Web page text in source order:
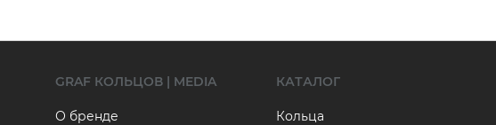
GRAF КОЛЬЦОВ | MEDIA
О бренде
КАТАЛОГ
Кольца